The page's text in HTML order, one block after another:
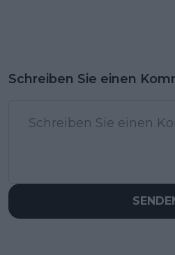
Schreiben Sie einen